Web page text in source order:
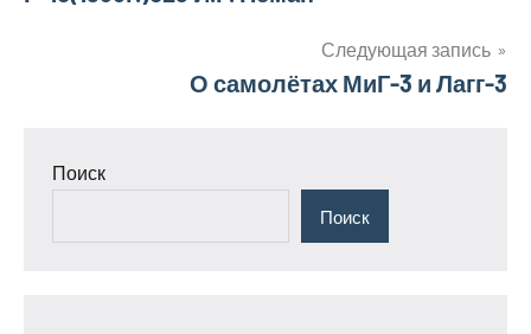
Следующая запись
О самолётах МиГ-3 и Лагг-3
Поиск
Поиск